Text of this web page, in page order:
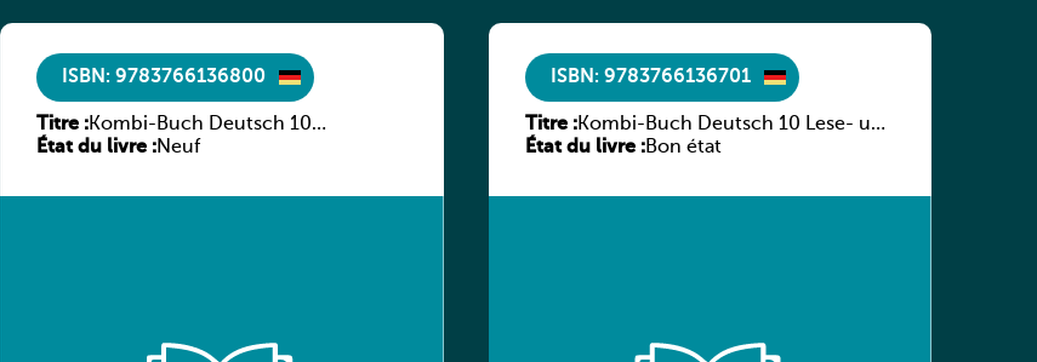
ISBN: 9783766136800
Titre :Kombi-Buch Deutsch 10
Arbeitsheft
État du livre :Neuf
ISBN: 9783766136701
Titre :Kombi-Buch Deutsch 10 Lese- und
Sprachbuch
État du livre :Bon état